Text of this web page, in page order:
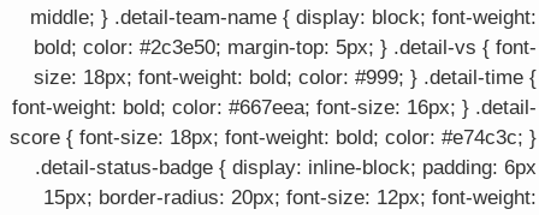
middle; } .detail-team-name { display: block; font-weight:
bold; color: #2c3e50; margin-top: 5px; } .detail-vs { font-
size: 18px; font-weight: bold; color: #999; } .detail-time {
font-weight: bold; color: #667eea; font-size: 16px; } .detail-
score { font-size: 18px; font-weight: bold; color: #e74c3c; }
.detail-status-badge { display: inline-block; padding: 6px
15px; border-radius: 20px; font-size: 12px; font-weight: